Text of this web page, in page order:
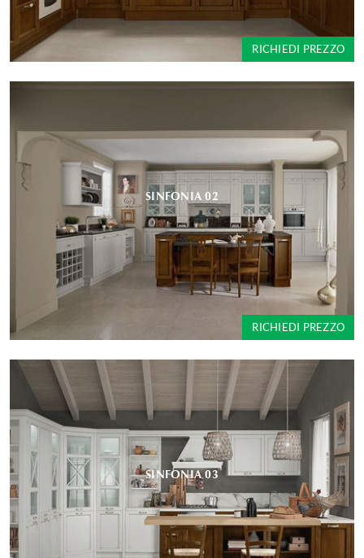
RICHIEDI PREZZO
SINFONIA 02
RICHIEDI PREZZO
SINFONIA 03